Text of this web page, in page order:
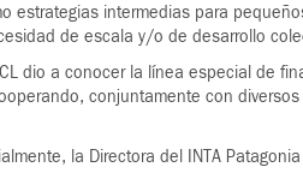
estrategias intermedias para
de escala y/o de desarrollo
dio a conocer la línea especial de
conjuntamente con
la Directora del INTA